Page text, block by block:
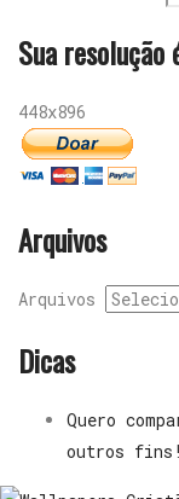
Sua resolução
448x896
Arquivos
Arquivos
Dicas
Quero
outros